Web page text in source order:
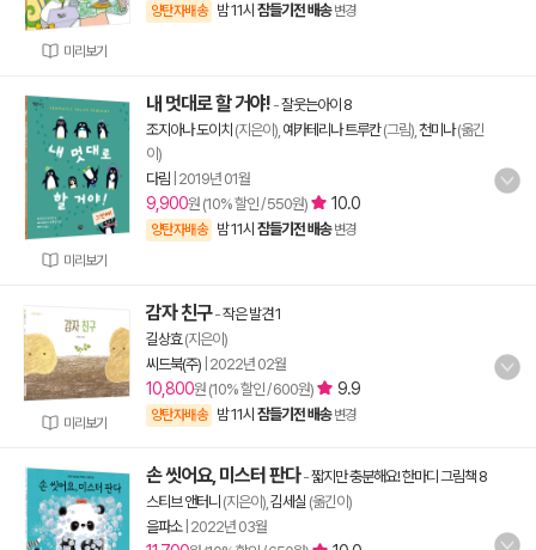
미리보기
양탄자배송 밤 11시 잠들기전 배송 변경
미리보기
내 멋대로 할 거야! -잘웃는아이 8
조지아나 도이치 (지은이), 예카테리나 트루칸(그림), 천미나(옮긴
이)
다림 2019년 01월
9,900원 (10% 할인 / 550원) 10.0
양탄자배송 밤 11시 잠들기전 배송 변경
미리보기
감자 친구-작은 발견 1
길상효(지은이)
씨드북(주) 2022년 02월
10,800원 (10% 할인 / 600원) 9.9
양탄자배송 밤 11시 잠들기전 배송 변경
손 씻어요, 미스터 판다-짧지만 충분해요! 한마디 그림책 8
스티브 앤터니 (지은이), 김세실 (옮긴이)
을파소| 2022년 03월